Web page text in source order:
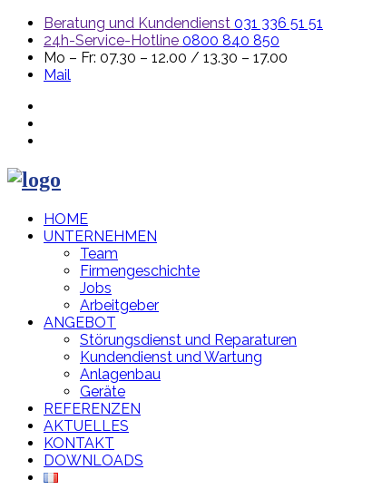
Beratung und Kundendienst 031 336 51 51
24h-Service-Hotline 0800 840 850
Mo – Fr: 07.30 – 12.00 / 13.30 – 17.00
Mail
HOME
UNTERNEHMEN
Team
Firmengeschichte
Jobs
Arbeitgeber
ANGEBOT
Störungsdienst und Reparaturen
Kundendienst und Wartung
Anlagenbau
Geräte
REFERENZEN
AKTUELLES
KONTAKT
DOWNLOADS